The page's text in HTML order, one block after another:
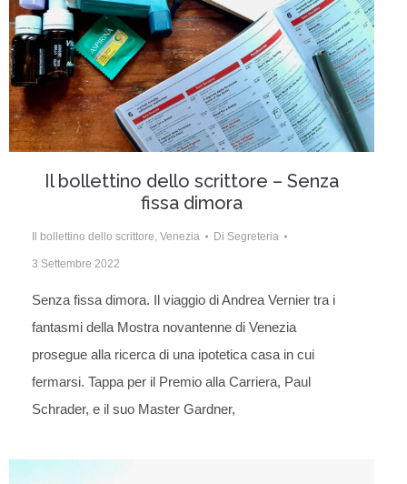
Il bollettino dello scrittore – Senza
fissa dimora
Il bollettino dello scrittore, Venezia Di Segreteria
3 Settembre 2022
Senza fissa dimora. Il viaggio di Andrea Vernier tra i
fantasmi della Mostra novantenne di Venezia
prosegue alla ricerca di una ipotetica casa in cui
fermarsi. Tappa per il Premio alla Carriera, Paul
Schrader, e il suo Master Gardner,